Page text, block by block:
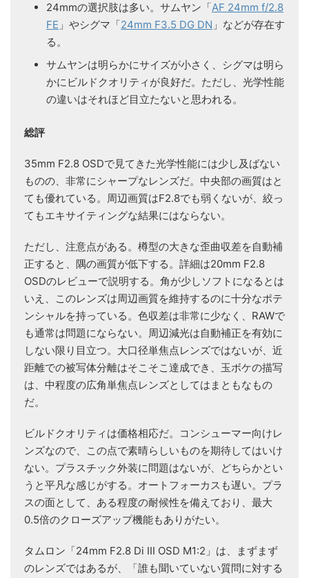
24mmの選択肢は多い。サムヤン「AF 24mm f/2.8
FE 」やシグマ「24mm F3.5 DG DN 」などが存在す
る。
サムヤンは明らかにサイズが小さく、シグマは明ら
かにビルドクオリティが良好だ。ただし、光学性能
の違いはそれほど目立たないと思われる。
総評
35mm F2.8 OSDで見てきた光学性能には少し及ばない
ものの、非常にシャープなレンズだ。中央部の画質はと
ても優れている。周辺画質はF2.8でも弱くないが、絞っ
てもエキサイティングな結果にはならない。
ただし、注意点がある。樽型の大きな歪曲収差を自動補
正すると、隅の画質が低下する。詳細は20mm F2.8
OSDのレビューで説明する。角が少しソフトになるとは
いえ、このレンズは周辺画質を維持するのに十分なポテ
ンシャルを持っている。色収差は非常に少なく、RAWで
も通常は問題にならない。周辺減光は自動補正を有効に
しない限り目立つ。大口径単焦点レンズではないが、近
距離での被写体分離はそこそこ達成でき、玉ボケの描写
は、中程度の広角単焦点レンズとしてはまともなもの
だ。
ビルドクオリティは価格相応だ。コンシューマー向けレ
ンズなので、この点で素晴らしいものを期待してはいけ
ない。プラスチック外装に問題はないが、どちらかとい
うと平凡な感じがする。オートフォーカスも遅い。プラ
スの面として、ある程度の耐候性を備えており、最大
0.5倍のクローズアップ機能もありがたい。
タムロン「24mm F2.8 Di III OSD M1:2」は、まずまず
のレンズではあるが、「誰も聞いていない質問に対する